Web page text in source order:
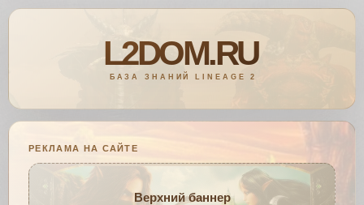
РЕКЛАМА НА САЙТЕ
Верхний баннер